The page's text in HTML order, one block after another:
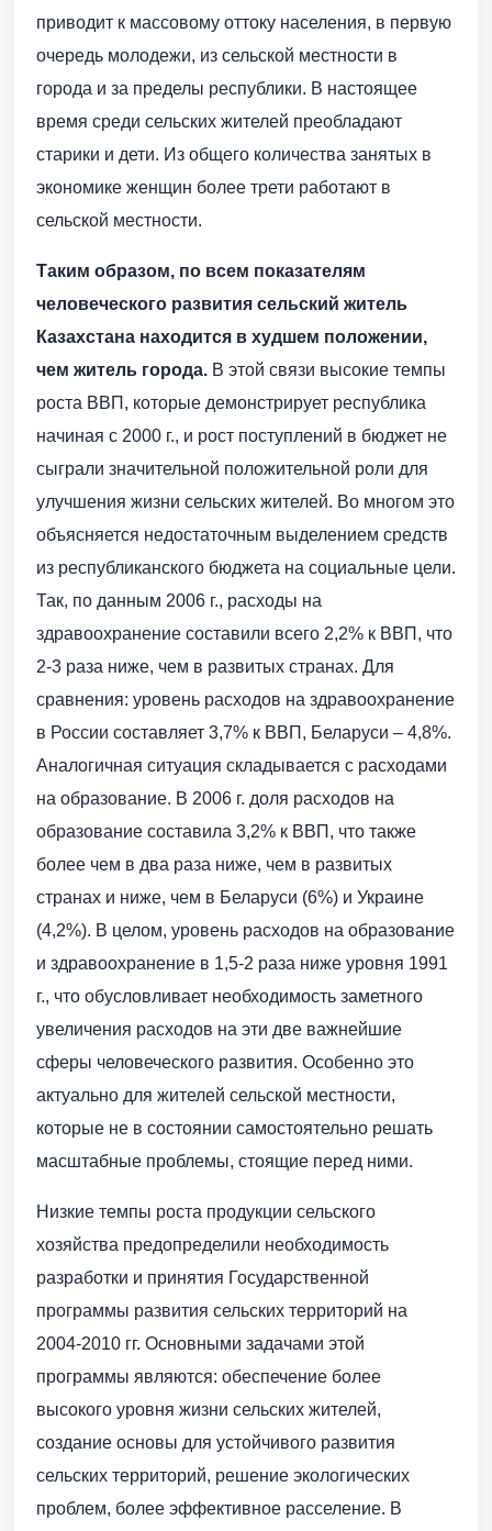
приводит к массовому оттоку населения, в первую
очередь молодежи, из сельской местности в
города и за пределы республики. В настоящее
время среди сельских жителей преобладают
старики и дети. Из общего количества занятых в
экономике женщин более трети работают в
сельской местности.
Таким образом, по всем показателям
человеческого развития сельский житель
Казахстана находится в худшем положении,
чем житель города. В этой связи высокие темпы
роста ВВП, которые демонстрирует республика
начиная с 2000 г., и рост поступлений в бюджет не
сыграли значительной положительной роли для
улучшения жизни сельских жителей. Во многом это
объясняется недостаточным выделением средств
из республиканского бюджета на социальные цели.
Так, по данным 2006 г., расходы на
здравоохранение составили всего 2,2% к ВВП, что
2-3 раза ниже, чем в развитых странах. Для
сравнения: уровень расходов на здравоохранение
в России составляет 3,7% к ВВП, Беларуси – 4,8%.
Аналогичная ситуация складывается с расходами
на образование. В 2006 г. доля расходов на
образование составила 3,2% к ВВП, что также
более чем в два раза ниже, чем в развитых
странах и ниже, чем в Беларуси (6%) и Украине
(4,2%). В целом, уровень расходов на образование
и здравоохранение в 1,5-2 раза ниже уровня 1991
г., что обусловливает необходимость заметного
увеличения расходов на эти две важнейшие
сферы человеческого развития. Особенно это
актуально для жителей сельской местности,
которые не в состоянии самостоятельно решать
масштабные проблемы, стоящие перед ними.
Низкие темпы роста продукции сельского
хозяйства предопределили необходимость
разработки и принятия Государственной
программы развития сельских территорий на
2004-2010 гг. Основными задачами этой
программы являются: обеспечение более
высокого уровня жизни сельских жителей,
создание основы для устойчивого развития
сельских территорий, решение экологических
проблем, более эффективное расселение. В